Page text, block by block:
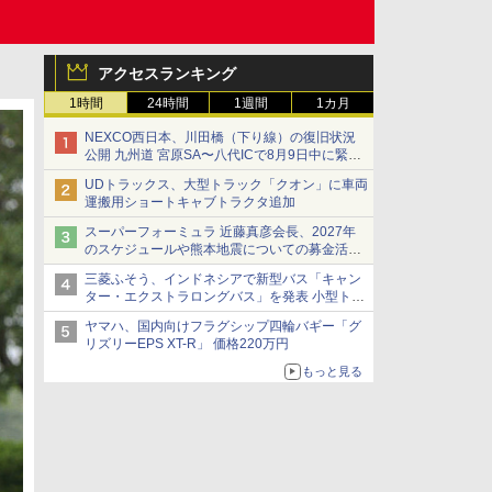
アクセスランキング
1時間 24時間 1週間 1カ月
NEXCO西日本、川田橋（下り線）の復旧状況
公開 九州道 宮原SA〜八代ICで8月9日中に緊急
車両を通行可能に
UDトラックス、大型トラック「クオン」に車両
運搬用ショートキャブトラクタ追加
スーパーフォーミュラ 近藤真彦会長、2027年
のスケジュールや熊本地震についての募金活動
を紹介
三菱ふそう、インドネシアで新型バス「キャン
ター・エクストラロングバス」を発表 小型トラ
ックベースの観光・旅客輸送向けバス
ヤマハ、国内向けフラグシップ四輪バギー「グ
リズリーEPS XT-R」 価格220万円
もっと見る